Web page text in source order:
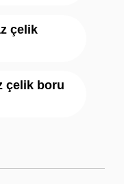
çelik
çelik boru